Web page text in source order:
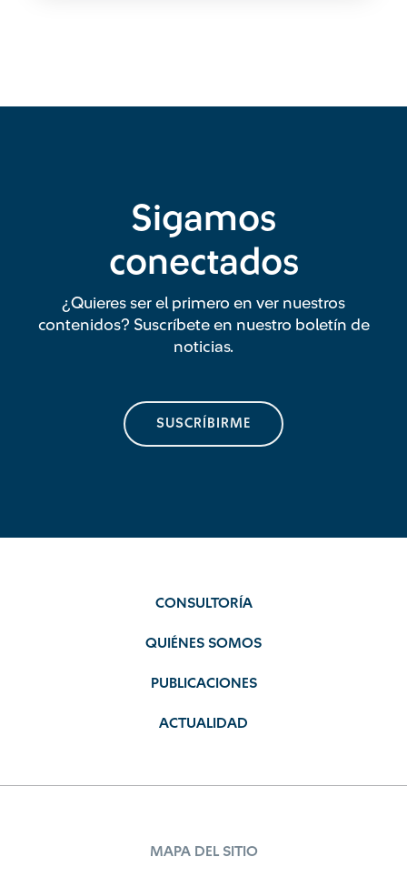
Sigamos
conectados
¿Quieres ser el primero en ver nuestros
contenidos? Suscríbete en nuestro boletín de
noticias.
SUSCRÍBIRME
CONSULTORÍA
QUIÉNES SOMOS
PUBLICACIONES
ACTUALIDAD
MAPA DEL SITIO